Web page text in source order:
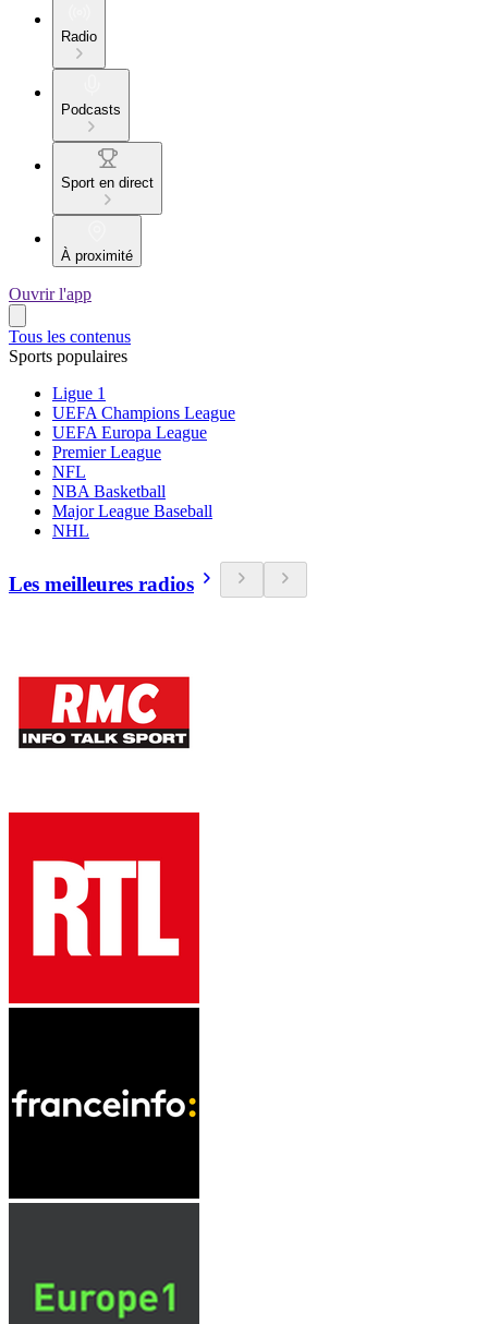
Radio
Podcasts
Sport en direct
À proximité
Ouvrir l'app
Tous les contenus
Sports populaires
Ligue 1
UEFA Champions League
UEFA Europa League
Premier League
NFL
NBA Basketball
Major League Baseball
NHL
Les meilleures radios